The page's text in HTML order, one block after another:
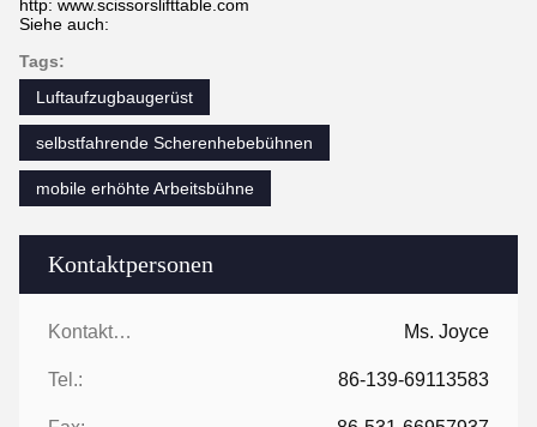
Kontaktpersonen
Kontaktpersonen: Ms. Joyce
Tel.: 86-139-69113583
http: www.scissorslifttable.com
Siehe auch:
Tags:
Luftaufzugbaugerüst
selbstfahrende Scherenhebebühnen
mobile erhöhte Arbeitsbühne